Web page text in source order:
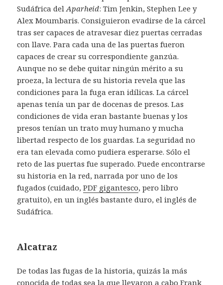
Sudáfrica delAparheid: Tim Jenkin, Stephen Lee y
Alex Moumbaris. Consiguieron evadirse de la cárcel
tras ser capaces de atravesar diez puertas cerradas
con llave. Para cada una de las puertas fueron
capaces de crear su correspondiente ganzúa.
Aunque no se debe quitar ningún mérito a su
proeza, la lectura de su historia revela que las
condiciones para la fuga eran idílicas. La cárcel
apenas tenía un par de docenas de presos. Las
condiciones de vida eran bastante buenas y los
presos tenían un trato muy humano y mucha
libertad respecto de los guardas. La seguridad no
era tan elevada como pudiera esperarse. Sólo el
reto de las puertas fue superado. Puede encontrarse
su historia en la red, narrada por uno de los
fugados (cuidado,PDF gigantesco, pero libro
gratuito), en un inglés bastante duro, el inglés de
Sudáfrica.
Alcatraz
De todas las fugas de la historia, quizás la más
conocida de todas sea la que llevaron a caboFrank